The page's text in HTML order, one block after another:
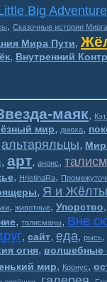
Big Adventure
, Сказочные истории
Мира Пути,
, Внутренний
маяк,
мир, днюха,
альтаряльцы, Мир
, арт, анонс,
, HristinaRa,
, Я и
, животные, Упорство,
, талисманы, Вне
, сайт, еда, рысь,
огня, волшебные
мир, Кронус,